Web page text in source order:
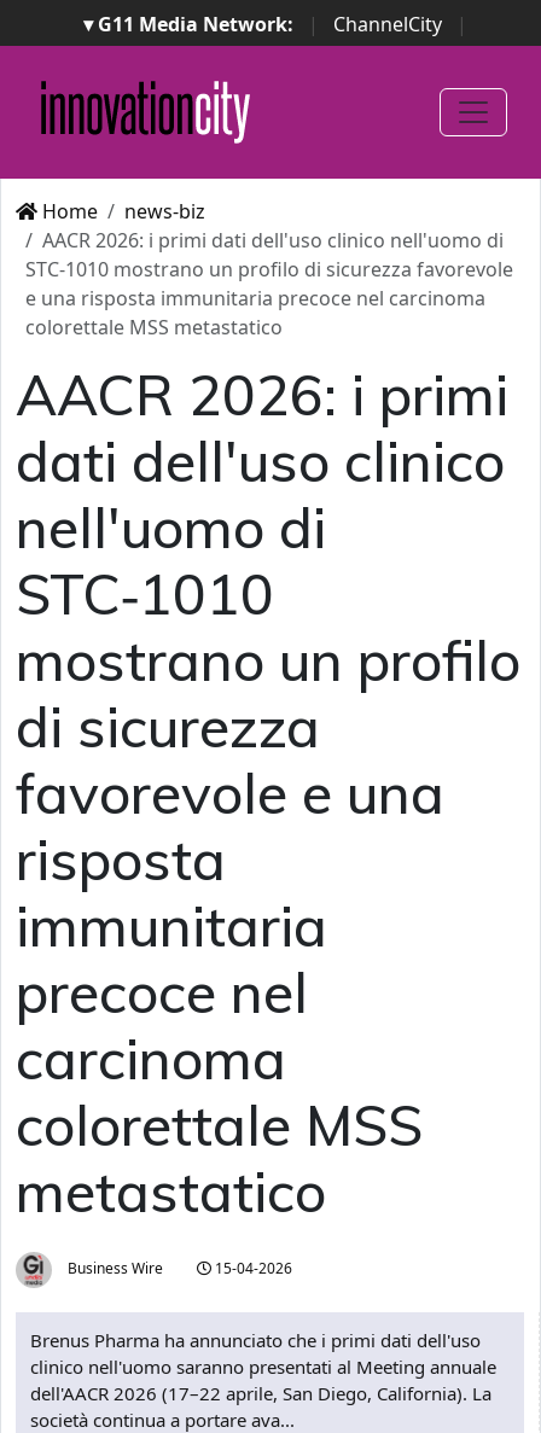
▾ G11 Media Network: | ChannelCity
|
ImpresaCity | SecurityOpenLab | Italian Channel
Awards
Italian Project Awards
Italian Security
Awards
Home
news-biz
AACR 2026: i primi dati dell'uso clinico nell'uomo di
STC‑1010 mostrano un profilo di sicurezza favorevole
e una risposta immunitaria precoce nel carcinoma
colorettale MSS metastatico
AACR 2026: i primi
dati dell'uso clinico
nell'uomo di
STC‑1010
mostrano un profilo
di sicurezza
favorevole e una
risposta
immunitaria
precoce nel
carcinoma
colorettale MSS
metastatico
Business Wire 15-04-2026
Brenus Pharma ha annunciato che i primi dati dell'uso
clinico nell'uomo saranno presentati al Meeting annuale
dell'AACR 2026 (17–22 aprile, San Diego, California). La
società continua a portare ava...